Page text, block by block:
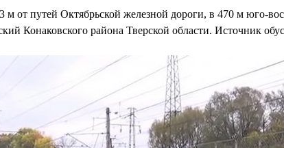
от путей Октябрьской железной дороги, в 470 м юго-
Конаковского района Тверской области. Источник